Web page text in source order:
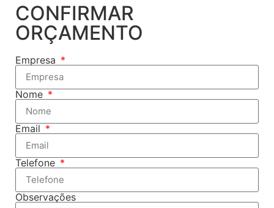
CONFIRMAR
ORÇAMENTO
Empresa
Nome
Email
Telefone
Observações